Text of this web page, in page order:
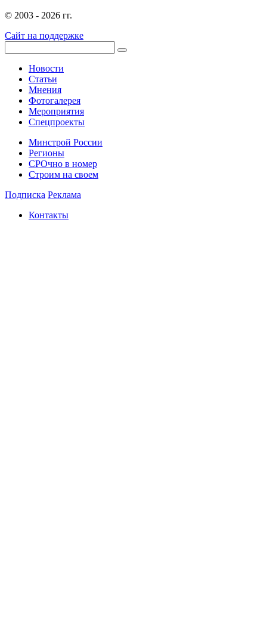
© 2003 - 2026 гг.
Сайт на поддержке
Новости
Статьи
Мнения
Фотогалерея
Мероприятия
Спецпроекты
Минстрой России
Регионы
СРОчно в номер
Строим на своем
Подписка Реклама
Контакты